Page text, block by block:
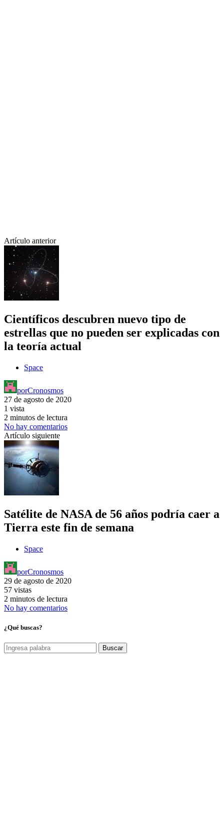
Artículo anterior
Científicos descubren nuevo tipo de
estrellas que no pueden ser explicadas con
la teoría actual
Space
porCronosmos
27 de agosto de 2020
1 vista
2 minutos de lectura
No hay comentarios
Artículo siguiente
Satélite de NASA de 56 años podría caer a
Tierra este fin de semana
Space
porCronosmos
29 de agosto de 2020
57 vistas
2 minutos de lectura
No hay comentarios
¿Qué buscas?
Buscar